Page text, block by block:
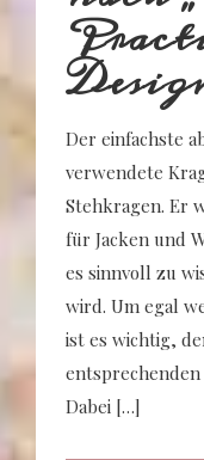
Der einfachste
verwendete
Stehkragen. Er
für Jacken und
es sinnvoll zu
wird. Um egal
ist es wichtig,
Dabei […]